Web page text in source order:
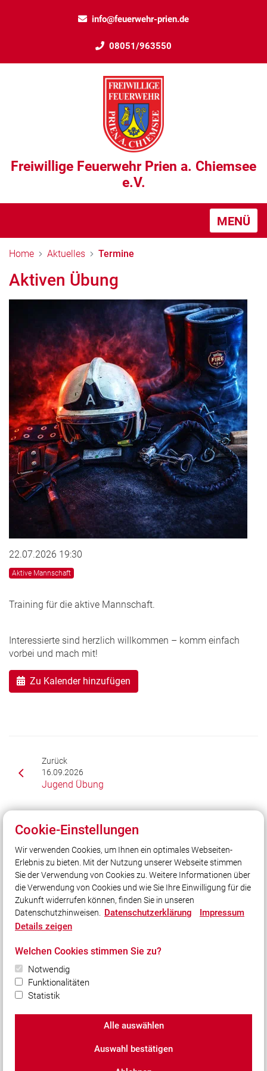
info@feuerwehr-prien.de
08051/963550
Freiwillige Feuerwehr Prien a. Chiemsee
e.V.
MENÜ
Home Aktuelles Termine
Aktiven Übung
22.07.2026 19:30
Aktive Mannschaft
Training für die aktive Mannschaft.
Interessierte sind herzlich willkommen – komm einfach
vorbei und mach mit!
Zu Kalender hinzufügen
Zurück
16.09.2026
Jugend Übung
Unser Leitsatz
Gott zur Ehr, dem Nächsten zur Wehr.
Seit 1869.
Social Media
Bleiben Sie mit uns in Kontakt und vernetzen Sie sich
mit uns!
© 2026 Freiwillige Feuerwehr Prien a. Chiemsee e.V.
Datenschutz|Cookie-Einstellungen
Cookie-Einstellungen
Wir verwenden Cookies, um Ihnen ein optimales Webseiten-
Erlebnis zu bieten. Mit der Nutzung unserer Webseite stimmen
Sie der Verwendung von Cookies zu. Weitere Informationen über
die Verwendung von Cookies und wie Sie Ihre Einwilligung für die
Zukunft widerrufen können, finden Sie in unseren
Datenschutzhinweisen. Datenschutzerklärung
Impressum
Details zeigen
Welchen Cookies stimmen Sie zu?
Notwendig
Funktionalitäten
Statistik
Alle auswählen
Auswahl bestätigen